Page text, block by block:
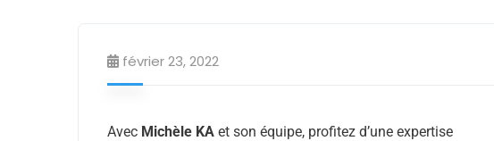
février 23, 2022
Avec Michèle KA et son équipe, profitez d’une expertise